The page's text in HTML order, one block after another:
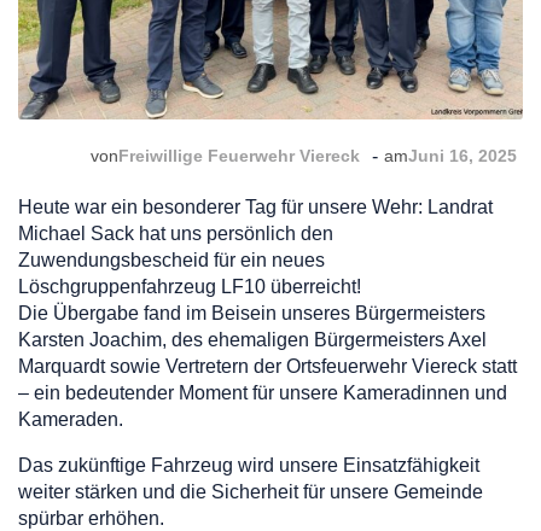
vonFreiwillige Feuerwehr Viereck - amJuni 16, 2025
Heute war ein besonderer Tag für unsere Wehr: Landrat
Michael Sack hat uns persönlich den
Zuwendungsbescheid für ein neues
Löschgruppenfahrzeug LF10 überreicht!
Die Übergabe fand im Beisein unseres Bürgermeisters
Karsten Joachim, des ehemaligen Bürgermeisters Axel
Marquardt sowie Vertretern der Ortsfeuerwehr Viereck statt
– ein bedeutender Moment für unsere Kameradinnen und
Kameraden.
Das zukünftige Fahrzeug wird unsere Einsatzfähigkeit
weiter stärken und die Sicherheit für unsere Gemeinde
spürbar erhöhen.